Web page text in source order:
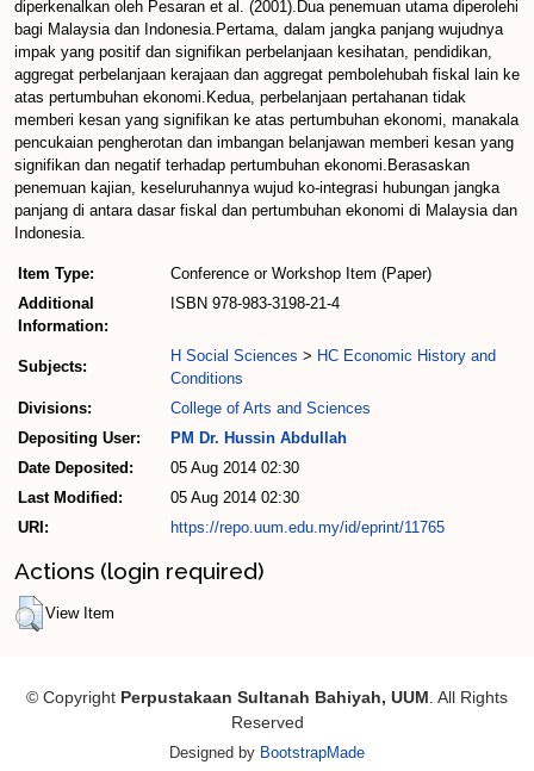
diperkenalkan oleh Pesaran et al. (2001).Dua penemuan utama diperolehi
bagi Malaysia dan Indonesia.Pertama, dalam jangka panjang wujudnya
impak yang positif dan signifikan perbelanjaan kesihatan, pendidikan,
aggregat perbelanjaan kerajaan dan aggregat pembolehubah fiskal lain ke
atas pertumbuhan ekonomi.Kedua, perbelanjaan pertahanan tidak
memberi kesan yang signifikan ke atas pertumbuhan ekonomi, manakala
pencukaian pengherotan dan imbangan belanjawan memberi kesan yang
signifikan dan negatif terhadap pertumbuhan ekonomi.Berasaskan
penemuan kajian, keseluruhannya wujud ko-integrasi hubungan jangka
panjang di antara dasar fiskal dan pertumbuhan ekonomi di Malaysia dan
Indonesia.
Item Type:
Conference or Workshop Item (Paper)
Additional
Information:
ISBN 978-983-3198-21-4
Subjects:
H Social Sciences > HC Economic History and
Conditions
Divisions:
College of Arts and Sciences
Depositing User:
PM Dr. Hussin Abdullah
Date Deposited:
05 Aug 2014 02:30
Last Modified:
05 Aug 2014 02:30
URI:
https://repo.uum.edu.my/id/eprint/11765
Actions (login required)
View Item
© Copyright Perpustakaan Sultanah Bahiyah, UUM . All Rights
Reserved
Designed by BootstrapMade